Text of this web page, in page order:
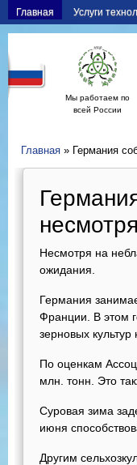
Главная Услуги
Мы работаем по
всей России
Главная » Германия
Несмотря на
ожидания.
Германия
Франции. В этом
зерновых культур
По оценкам
млн. тонн. Это
Суровая зима
июня
Другим